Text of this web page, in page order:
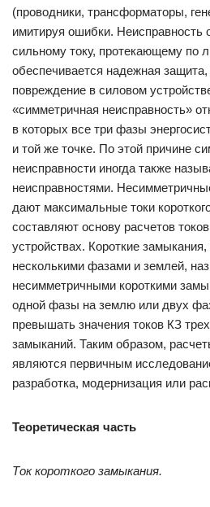
(проводники, трансформаторы,
имитируя ошибки. Неисправность
сильному току, протекающему по
обеспечивается надежная
повреждение в силовом
«симметричная неисправность»
в которых все три фазы
и той же точке. По этой причине
неисправности иногда также
неисправностями.
дают максимальные токи
составляют основу расчетов
устройствах. Короткие
несколькими фазами и землей,
несимметричными короткими
одной фазы на землю или двух
превышать значения токов КЗ
замыканий. Таким образом,
являются первичным
разработка, модернизация или
Теоретическая часть
Ток короткого замыкания.